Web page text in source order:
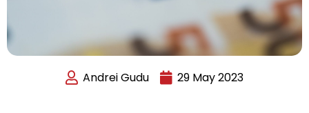
Andrei Gudu 29 May 2023